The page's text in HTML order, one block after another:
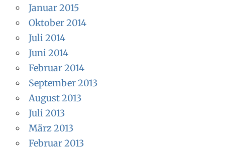
Januar 2015
Oktober 2014
Juli 2014
Juni 2014
Februar 2014
September 2013
August 2013
Juli 2013
März 2013
Februar 2013